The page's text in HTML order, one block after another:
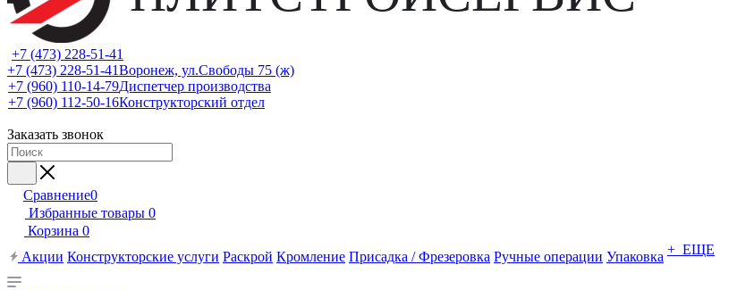
+7 (473) 228-51-41
+7 (473) 228-51-41Воронеж, ул.Свободы 75 (ж)
+7 (960) 110-14-79Диспетчер производства
+7 (960) 112-50-16Конструкторский отдел
Заказать звонок
Сравнение0
Избранные товары 0
Корзина 0
Акции Конструкторские услуги Раскрой Кромление Присадка / Фрезеровка Ручные операции Упаковка + ЕЩЕ